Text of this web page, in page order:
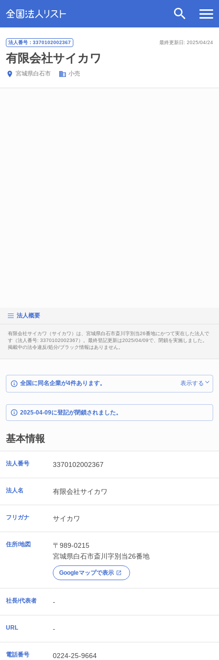
最終更新日: 2025/04/24
法人番号：3370102002367
有限会社サイカワ
宮城県白石市 小売
法人概要
有限会社サイカワ（サイカワ）は、宮城県白石市斎川字別当26番地にかつて実在した法人で
す（法人番号: 3370102002367）。最終登記更新は2025/04/09で、閉鎖を実施しました。
掲載中の法令違反/処分/ブラック情報はありません。
全国に同名企業が4件あります。 表示する
2025-04-09に登記が閉鎖されました。
基本情報
法人番号 3370102002367
法人名 有限会社サイカワ
フリガナ サイカワ
住所/地図
〒989-0215
宮城県白石市斎川字別当26番地
Googleマップで表示
社長/代表者 -
URL -
電話番号 0224-25-9664